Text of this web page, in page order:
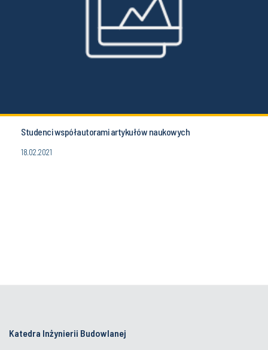
Studenci współautorami artykułów naukowych
18.02.2021
Katedra Inżynierii Budowlanej